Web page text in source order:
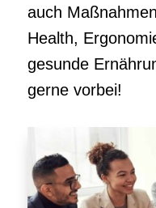
auch
Health,
gesunde
gerne vorbei!